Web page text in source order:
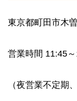
東京都町田市木
営業時間 11:45
（夜営業不定期